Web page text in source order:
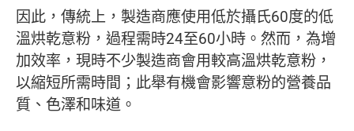
因此，傳統上，製造商應使用低於攝氏60度的低
溫烘乾意粉，過程需時24至60小時。然而，為增
加效率，現時不少製造商會用較高溫烘乾意粉，
以縮短所需時間；此舉有機會影響意粉的營養品
質、色澤和味道。